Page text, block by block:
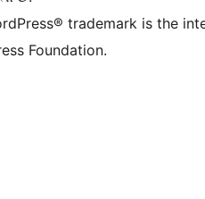
trademark is the
Foundation.